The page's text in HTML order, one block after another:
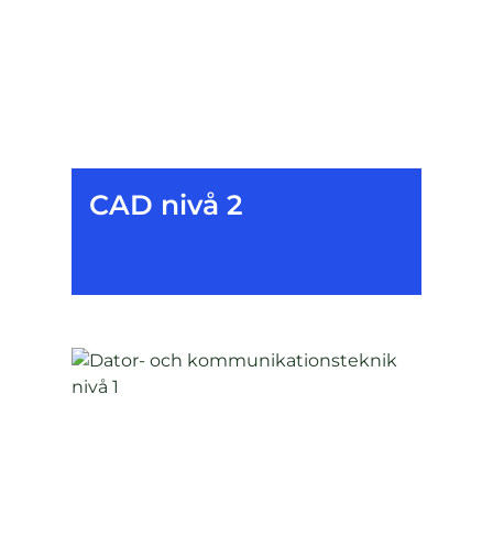
CAD nivå 2